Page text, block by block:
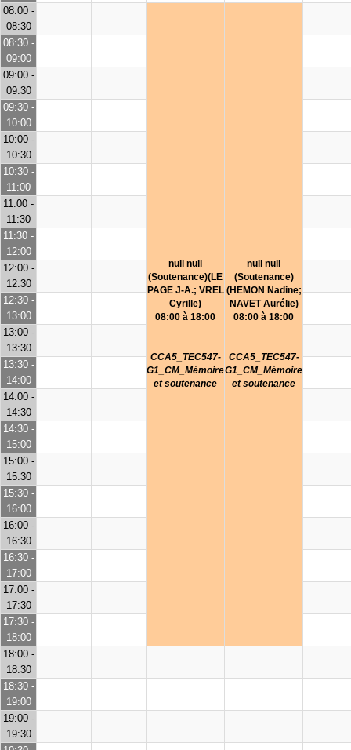
08:00 -
08:30
null null
(Soutenance)(LE
PAGE J-A.; VREL
Cyrille)
08:00 à 18:00
CCA5_TEC547-
G1_CM_Mémoire
et soutenance
null null
(Soutenance)
(HEMON Nadine;
NAVET Aurélie)
08:00 à 18:00
CCA5_TEC547-
G1_CM_Mémoire
et soutenance
08:30 -
09:00
09:00 -
09:30
09:30 -
10:00
10:00 -
10:30
10:30 -
11:00
11:00 -
11:30
11:30 -
12:00
12:00 -
12:30
12:30 -
13:00
13:00 -
13:30
13:30 -
14:00
14:00 -
14:30
14:30 -
15:00
15:00 -
15:30
15:30 -
16:00
16:00 -
16:30
16:30 -
17:00
17:00 -
17:30
17:30 -
18:00
18:00 -
18:30
18:30 -
19:00
19:00 -
19:30